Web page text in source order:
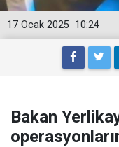
10:24
17 Ocak 2025
Bakan